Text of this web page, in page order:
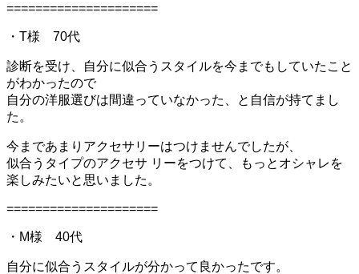
=====================
・T様 70代
診断を受け、自分に似合うスタイルを今までもしていたこと
がわかったので
自分の洋服選びは間違っていなかった、と自信が持てまし
た。
今まであまりアクセサリーはつけませんでしたが、
似合うタイプのアクセサ リーをつけて、もっとオシャレを
楽しみたいと思いました。
=====================
・M様 40代
自分に似合うスタイルが分かって良かったです。